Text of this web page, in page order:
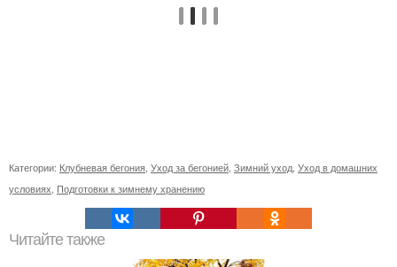
Категории: Клубневая бегония Уход за бегонией Зимний уход Уход в домашних
условиях Подготовки к зимнему хранению
Читайте также